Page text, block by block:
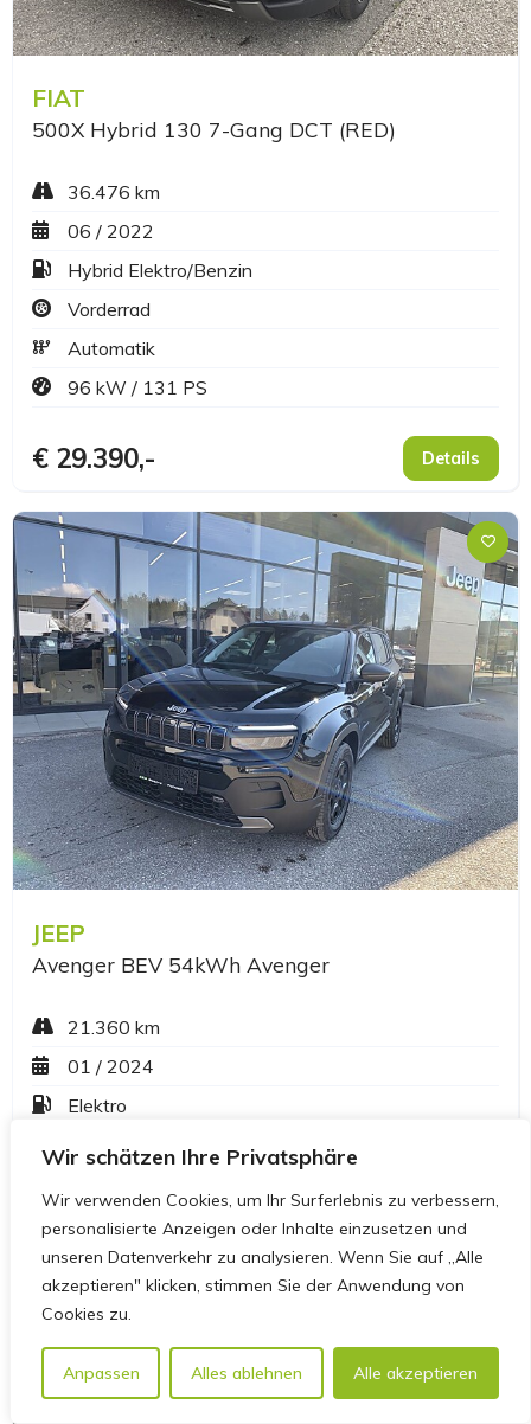
Wir schätzen Ihre Privatsphäre
Wir verwenden Cookies, um Ihr Surferlebnis zu verbessern,
personalisierte Anzeigen oder Inhalte einzusetzen und
unseren Datenverkehr zu analysieren. Wenn Sie auf „Alle
akzeptieren" klicken, stimmen Sie der Anwendung von
Cookies zu.
Anpassen Alles ablehnen Alle akzeptieren